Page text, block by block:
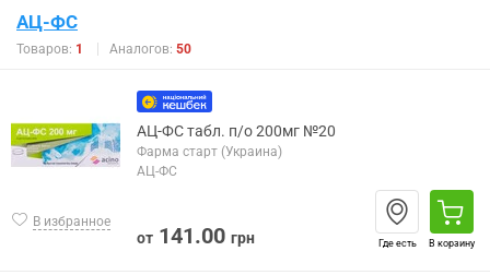
АЦ-ФС
Товаров: 1 Аналогов: 50
В избранное
АЦ-ФС табл. п/о 200мг №20
Фарма старт (Украина)
АЦ-ФС
от 141.00 грн Где есть В корзину